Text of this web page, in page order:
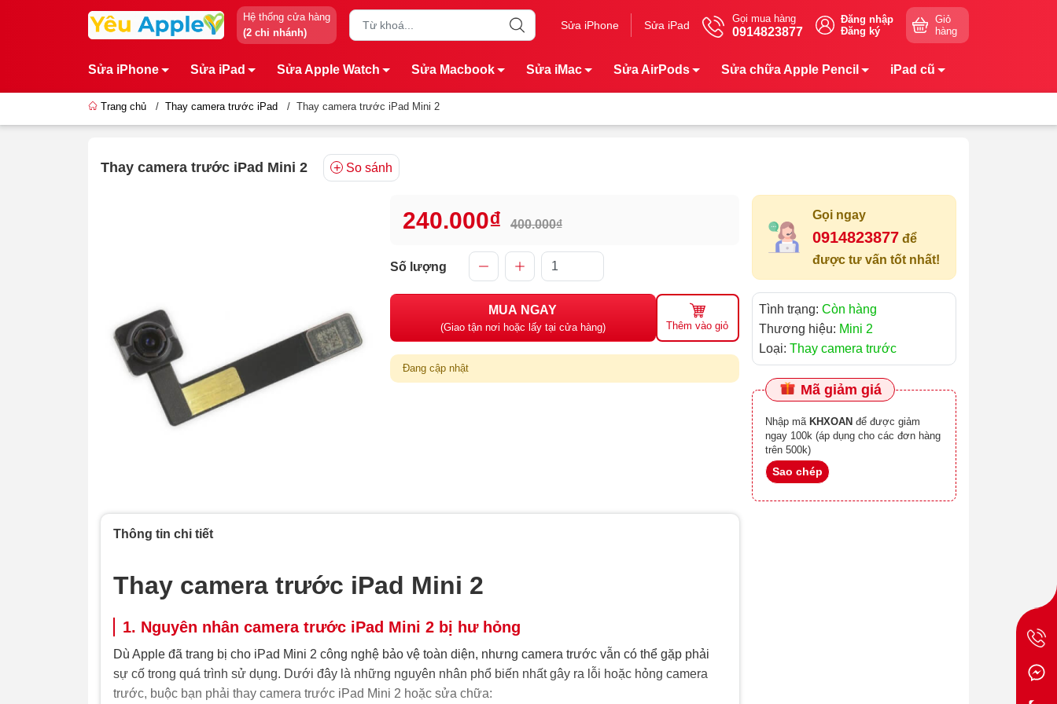
Hệ thống cửa hàng
(2 chi nhánh)
Sửa iPhone Sửa iPad
Gọi mua hàng
0914823877
Đăng nhập
Đăng ký
Giỏ
hàng
Sửa iPhone Sửa iPad Sửa Apple Watch Sửa Macbook Sửa iMac Sửa AirPods Sửa chữa Apple Pencil iPad cũ
Trang chủ / Thay camera trước iPad / Thay camera trước iPad Mini 2
Thay camera trước iPad Mini 2 So sánh
240.000₫ 400.000₫
Số lượng
MUA NGAY
(Giao tận nơi hoặc lấy tại cửa hàng) Thêm vào giỏ
Đang cập nhật
Gọi ngay
0914823877 để
được tư vấn tốt nhất!
Tình trạng: Còn hàng
Thương hiệu: Mini 2
Loại: Thay camera trước
Mã giảm giá
Nhập mã KHXOAN
ngay 100k (áp dụng cho các đơn hàng
trên 500k)
Sao chép
Thông tin chi tiết
Thay camera trước iPad Mini 2
1. Nguyên nhân camera trước iPad Mini 2 bị hư hỏng
Dù Apple đã trang bị cho iPad Mini 2 công nghệ bảo vệ toàn diện, nhưng camera trước vẫn có thể gặp phải
sự cố trong quá trình sử dụng. Dưới đây là những nguyên nhân phổ biến nhất gây ra lỗi hoặc hỏng camera
trước, buộc bạn phải thay camera trước iPad Mini 2 hoặc sửa chữa: